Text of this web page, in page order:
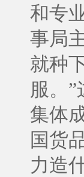
和专
事局
就种
服。
集体
国货
力造